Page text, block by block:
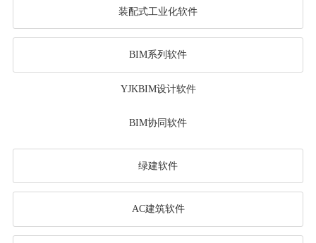
装配式工业化软件
BIM系列软件
YJKBIM设计软件
BIM协同软件
绿建软件
AC建筑软件